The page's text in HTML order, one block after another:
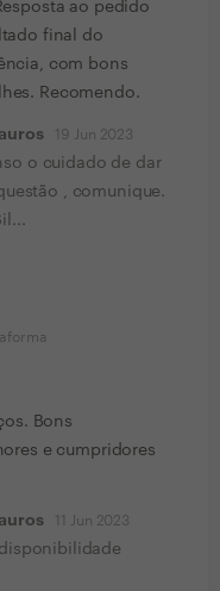
ao pedido
final do
com bons
Recomendo.
19 Jun 2023
o cuidado de dar
, comunique.
Bons
e cumpridores
11 Jun 2023